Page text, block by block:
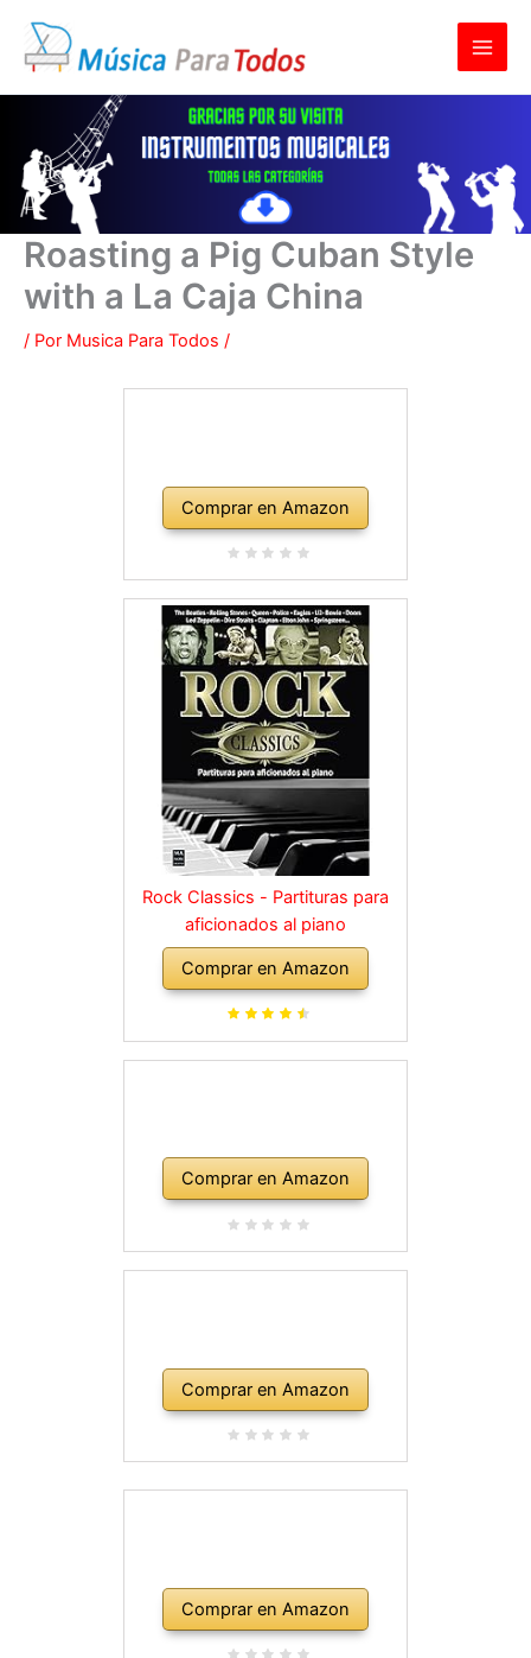
contenido
Roasting a Pig Cuban Style
with a La Caja China
/ Por Musica Para Todos /
Comprar en Amazon
Rock Classics - Partituras para
aficionados al piano
Comprar en Amazon
Comprar en Amazon
Comprar en Amazon
Comprar en Amazon